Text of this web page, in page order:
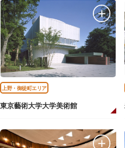
上野・御徒町エリア
東京藝術大学大学美術館